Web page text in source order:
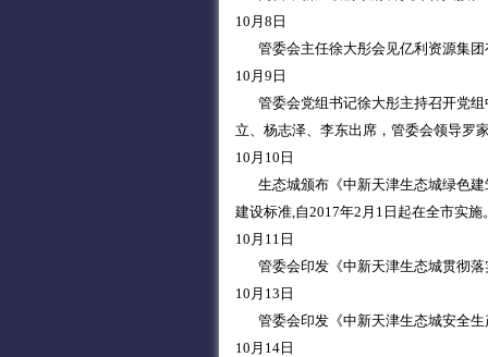
10月8日
管委会主任徐大彤会见亿利资源集团
10月9日
管委会党组书记徐大彤主持召开党组
立、杨志泽、李东出席，管委会领导罗
10月10日
生态城颁布《中新天津生态城绿色建
建设标准,自2017年2月1日起在全市实施
10月11日
管委会印发《中新天津生态城贯彻落
10月13日
管委会印发《中新天津生态城安全生
10月14日